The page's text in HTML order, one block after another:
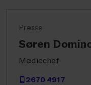
Presse
Søren
Mediechef
2670 4917